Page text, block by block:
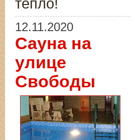
тепло!
12.11.2020
Сауна на
улице
Свободы